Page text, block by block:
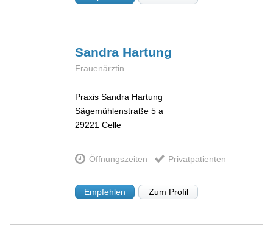
Sandra Hartung
Frauenärztin
Praxis Sandra Hartung
Sägemühlenstraße 5 a
29221 Celle
Öffnungszeiten Privatpatienten
Empfehlen Zum Profil